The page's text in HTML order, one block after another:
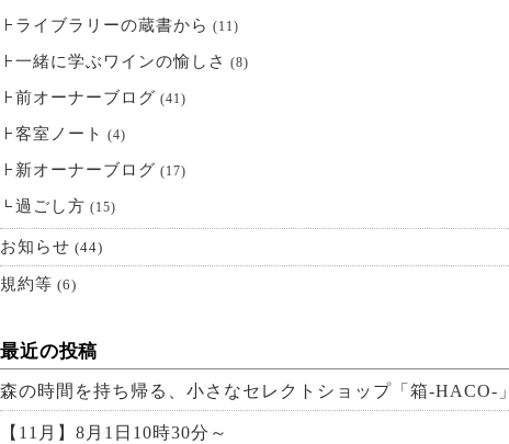
ライブラリーの蔵書から (11)
一緒に学ぶワインの愉しさ (8)
前オーナーブログ (41)
客室ノート (4)
新オーナーブログ (17)
過ごし方 (15)
お知らせ (44)
規約等 (6)
最近の投稿
森の時間を持ち帰る、小さなセレクトショップ「箱-HACO-」
【11月】8月1日10時30分～